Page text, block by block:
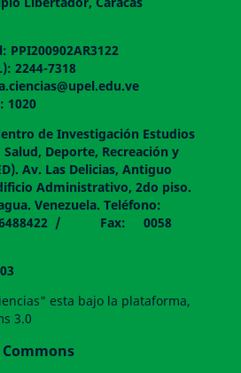
PPI200902AR3122
2244-7318
1020
de Investigación Estudios
Deporte, Recreación y
Av. Las Delicias, Antiguo
Administrativo, 2do piso.
Venezuela. Teléfono:
/ Fax: 0058
esta bajo la plataforma,
3.0